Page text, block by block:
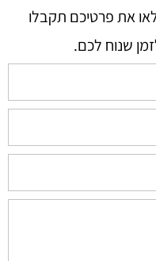
את פרטיכם תקבלו
שנוח לכם.​